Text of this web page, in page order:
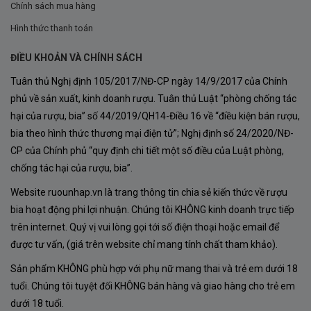
trọn vẹn.
Nồng Độ
Với nồng độ cồn 14%, Rượu VangLu Rappaio Primitivo
di Manduria mang đến sự mạnh mẽ nhưng không quá
gắt, phù hợp với nhiều đối tượng thưởng thức.
Chính sách mua hàng
Hình thức thanh toán
ĐIỀU KHOẢN VÀ CHÍNH SÁCH
Tuân thủ Nghị định 105/2017/NĐ-CP ngày 14/9/2017 của Chính
phủ về sản xuất, kinh doanh rượu. Tuân thủ Luật “phòng chống tác
hại của rượu, bia” số 44/2019/QH14-Điều 16 về “điều kiện bán rượu,
bia theo hình thức thương mại điện tử”; Nghị định số 24/2020/NĐ-
CP của Chính phủ “quy định chi tiết một số điều của Luật phòng,
chống tác hại của rượu, bia”.
Website ruounhap.vn là trang thông tin chia sẻ kiến thức về rượu
bia hoạt động phi lợi nhuận. Chúng tôi KHÔNG kinh doanh trực tiếp
trên internet. Quý vị vui lòng gọi tới số điện thoại hoặc email để
được tư vấn, (giá trên website chỉ mang tính chất tham khảo).
Sản phẩm KHÔNG phù hợp với phụ nữ mang thai và trẻ em dưới 18
tuổi. Chúng tôi tuyệt đối KHÔNG bán hàng và giao hàng cho trẻ em
dưới 18 tuổi.